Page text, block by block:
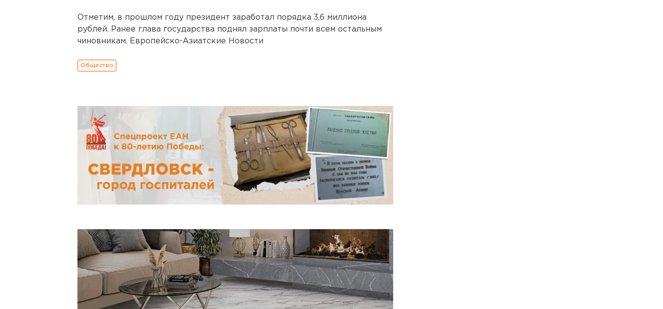
Отметим, в прошлом году президент заработал порядка 3,6 миллиона
рублей. Ранее глава государства поднял зарплаты почти всем остальным
чиновникам. Европейско-Азиатские Новости
Общество